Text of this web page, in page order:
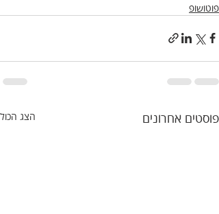
פוטושופ
פוסטים אחרונים הצג הכול